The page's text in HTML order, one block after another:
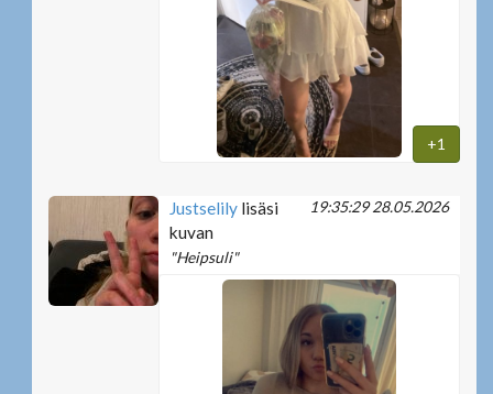
+1
19:35:29 28.05.2026
Justselily lisäsi
kuvan
"Heipsuli"